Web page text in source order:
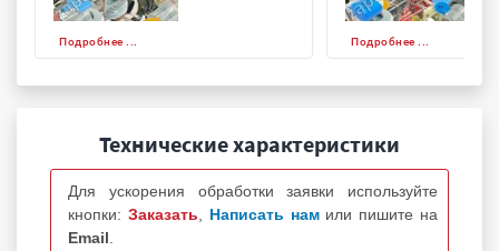
Подробнее ... Подробнее ...
Технические характеристики
Для ускорения обработки заявки используйте
кнопки: Заказать Написать нам или пишите на
Email